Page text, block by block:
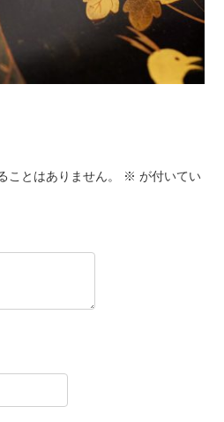
ことはありません。 ※ が付いてい